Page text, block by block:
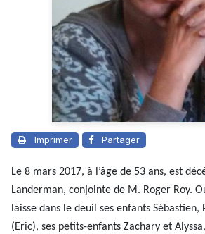
Imprimer Partager
Le 8 mars 2017, à l’âge de 53 ans, est
Landerman, conjointe de M. Roger Roy.
laisse dans le deuil ses enfants Sébastien,
(Eric), ses petits-enfants Zachary et